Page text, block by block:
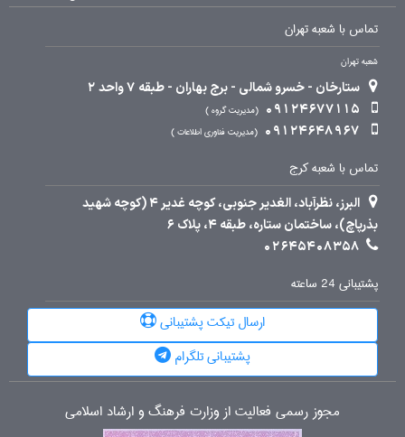
تماس با شعبه تهران
شعبه تهران
ستارخان - خسرو شمالی - برج بهاران - طبقه 7 واحد 2
09124677115
مدیریت گروه
09124648967 مدیریت فناوری اطلاعات
تماس با شعبه کرج
البرز، نظرآباد، الغدیر جنوبی، کوچه غدیر 4 (کوچه شهید
بذرپاچ)، ساختمان ستاره، طبقه 4، پلاک 6
02645408358
پشتیبانی 24 ساعته
ارسال تیکت پشتیبانی
پشتیبانی تلگرام
مجوز رسمی فعالیت از وزارت فرهنگ و ارشاد اسلامی